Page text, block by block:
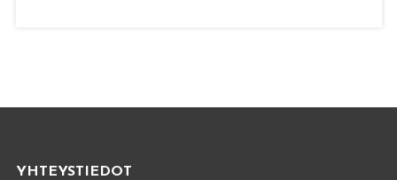
YHTEYSTIEDOT